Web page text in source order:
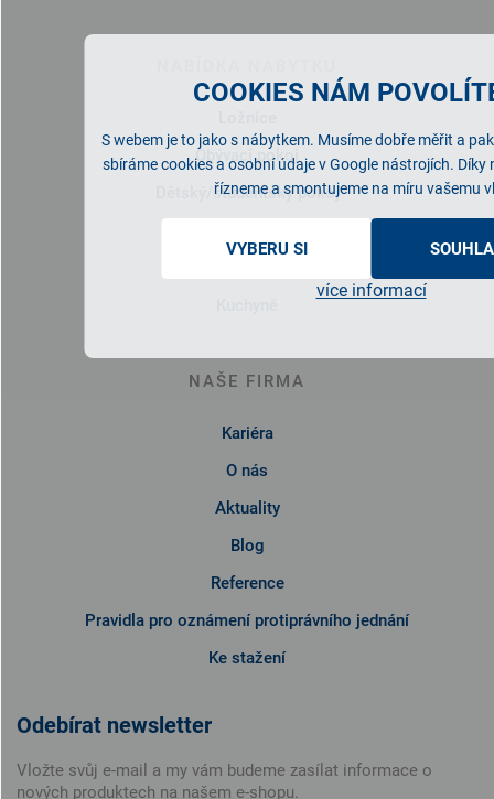
COOKIES NÁM
S webem je to jako s nábytkem. Musíme dobře měřit a
sbíráme cookies a osobní údaje v Google nástrojích. Díky
řízneme a smontujeme na míru vašemu
VYBERU SI
více informací
Obývací pokoj
Dětský/studentský pokoj
NAŠE FIRMA
Kariéra
O nás
Aktuality
Blog
Reference
Pravidla pro oznámení protiprávního jednání
Ke stažení
Odebírat newsletter
Vložte svůj e-mail a my vám budeme zasílat informace o
nových produktech na našem e-shopu.